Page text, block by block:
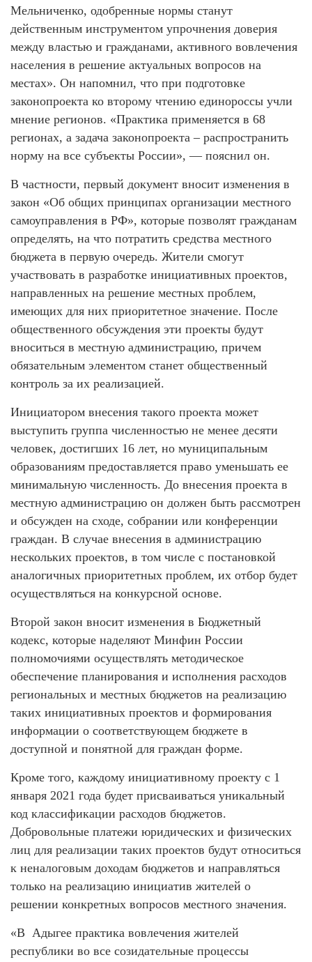
Мельниченко, одобренные нормы станут
действенным инструментом упрочнения доверия
между властью и гражданами, активного вовлечения
населения в решение актуальных вопросов на
местах». Он напомнил, что при подготовке
законопроекта ко второму чтению единороссы учли
мнение регионов. «Практика применяется в 68
регионах, а задача законопроекта – распространить
норму на все субъекты России», — пояснил он.
В частности, первый документ вносит изменения в
закон «Об общих принципах организации местного
самоуправления в РФ», которые позволят гражданам
определять, нa что потратить средства местного
бюджета в первую очередь. Жители смогут
участвовать в разработке инициативных проектов,
направленных на решение местных проблем,
имеющих для них приоритетное значение. После
общественного обсуждения эти проекты будут
вноситься в местную администрацию, причем
обязательным элементом станет общественный
контроль за их реализацией.
Инициатором внесения такого проекта может
выступить группа численностью не менее десяти
человек, достигших 16 лет, но муниципальным
образованиям предоставляется право уменьшать ее
минимальную численность. До внесения проекта в
местную администрацию он должен быть рассмотрен
и обсужден на сходе, собрании или конференции
граждан. В случае внесения в администрацию
нескольких проектов, в том числе с постановкой
аналогичных приоритетных проблем, их отбор будет
осуществляться на конкурсной основе.
Второй закон вносит изменения в Бюджетный
кодекс, которые наделяют Минфин России
полномочиями осуществлять методическое
обеспечение планирования и исполнения расходов
региональных и местных бюджетов на реализацию
таких инициативных проектов и формирования
информации о соответствующем бюджете в
доступной и понятной для граждан форме.
Кроме того, каждому инициативному проекту с 1
января 2021 года будет присваиваться уникальный
код классификации расходов бюджетов.
Добровольные платежи юридических и физических
лиц для реализации таких проектов будут относиться
к неналоговым доходам бюджетов и направляться
только на реализацию инициатив жителей о
решении конкретных вопросов местного значения.
«В Адыгее практика вовлечения жителей
республики во все созидательные процессы